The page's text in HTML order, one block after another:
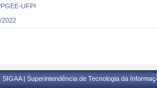
2022
SIGAA | Superintendência de Tecnologia da